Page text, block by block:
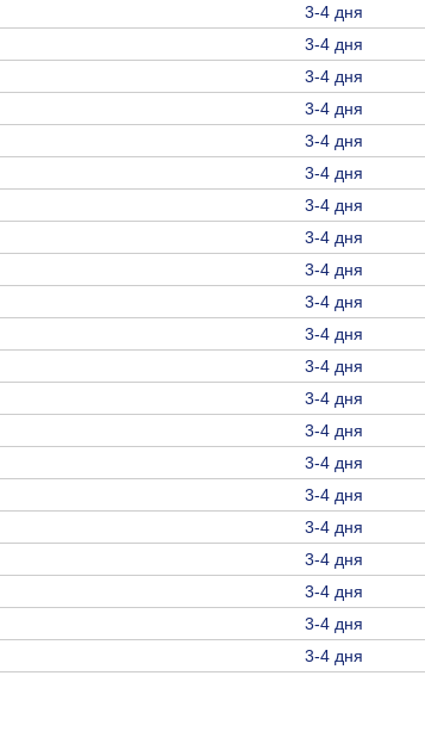
3-4 дня
3-4 дня
3-4 дня
3-4 дня
3-4 дня
3-4 дня
3-4 дня
3-4 дня
3-4 дня
3-4 дня
3-4 дня
3-4 дня
3-4 дня
3-4 дня
3-4 дня
3-4 дня
3-4 дня
3-4 дня
3-4 дня
3-4 дня
3-4 дня